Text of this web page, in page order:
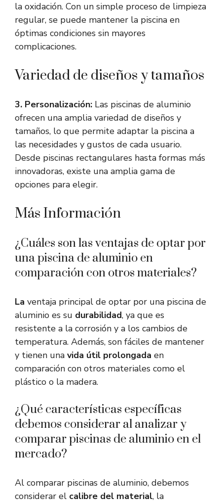
la oxidación. Con un simple proceso de limpieza
regular, se puede mantener la piscina en
óptimas condiciones sin mayores
complicaciones.
Variedad de diseños y tamaños
3. Personalización: Las piscinas de aluminio
ofrecen una amplia variedad de diseños y
tamaños, lo que permite adaptar la piscina a
las necesidades y gustos de cada usuario.
Desde piscinas rectangulares hasta formas más
innovadoras, existe una amplia gama de
opciones para elegir.
Más Información
¿Cuáles son las ventajas de optar por
una piscina de aluminio en
comparación con otros materiales?
La ventaja principal de optar por una piscina de
aluminio es su durabilidad, ya que es
resistente a la corrosión y a los cambios de
temperatura. Además, son fáciles de mantener
y tienen una vida útil prolongada en
comparación con otros materiales como el
plástico o la madera.
¿Qué características específicas
debemos considerar al analizar y
comparar piscinas de aluminio en el
mercado?
Al comparar piscinas de aluminio, debemos
considerar el calibre del material, la